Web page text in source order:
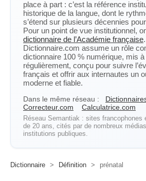
place à part : c’est la référence
historique de la langue, dont le
s’étend sur plusieurs décennies
Pour un point de vue institutionnel,
dictionnaire de l’Académie française
Dictionnaire.com assume un rôle
dictionnaire 100 % numérique, mis à
régulièrement, conçu pour suivre
français et offrir aux internautes un
moderne et fiable.
Dans le même réseau :
Correcteur.com
Calculatrice.com
Réseau Semantiak : sites francophones
de 20 ans, cités par de nombreux
institutions publiques.
Dictionnaire > Définition > prénatal